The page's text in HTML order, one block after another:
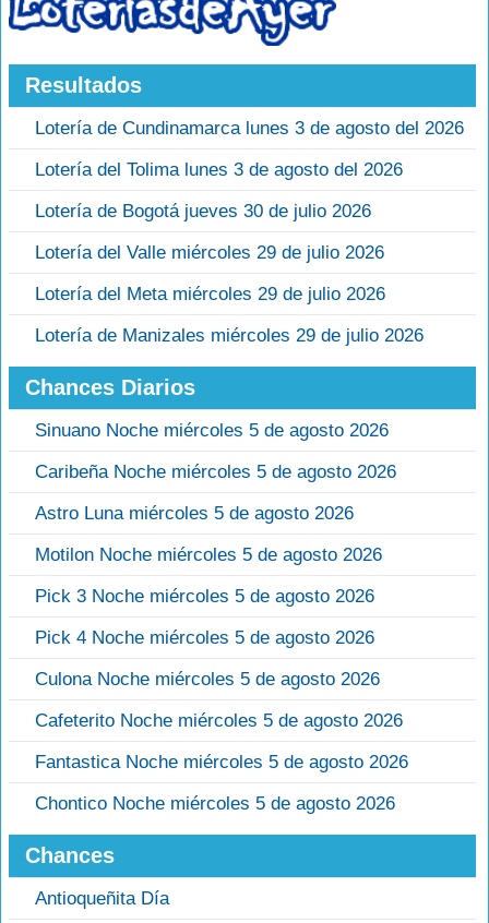
Resultados
Lotería de Cundinamarca lunes 3 de agosto del 2026
Lotería del Tolima lunes 3 de agosto del 2026
Lotería de Bogotá jueves 30 de julio 2026
Lotería del Valle miércoles 29 de julio 2026
Lotería del Meta miércoles 29 de julio 2026
Lotería de Manizales miércoles 29 de julio 2026
Chances Diarios
Sinuano Noche miércoles 5 de agosto 2026
Caribeña Noche miércoles 5 de agosto 2026
Astro Luna miércoles 5 de agosto 2026
Motilon Noche miércoles 5 de agosto 2026
Pick 3 Noche miércoles 5 de agosto 2026
Pick 4 Noche miércoles 5 de agosto 2026
Culona Noche miércoles 5 de agosto 2026
Cafeterito Noche miércoles 5 de agosto 2026
Fantastica Noche miércoles 5 de agosto 2026
Chontico Noche miércoles 5 de agosto 2026
Chances
Antioqueñita Día